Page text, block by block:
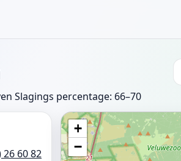
Slagings percentage: 66–70
26 60 82
+
−